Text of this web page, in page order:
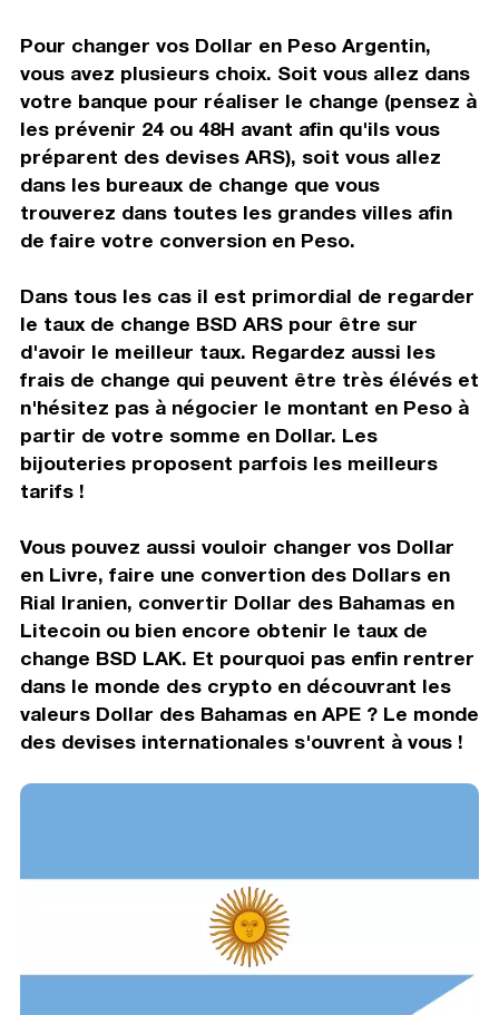
Pour changer vos Dollar en Peso Argentin,
vous avez plusieurs choix. Soit vous allez dans
votre banque pour réaliser le change (pensez à
les prévenir 24 ou 48H avant afin qu'ils vous
préparent des devises ARS), soit vous allez
dans les bureaux de change que vous
trouverez dans toutes les grandes villes afin
de faire votre conversion en Peso.
Dans tous les cas il est primordial de regarder
le taux de change BSD ARS pour être sur
d'avoir le meilleur taux. Regardez aussi les
frais de change qui peuvent être très élévés et
n'hésitez pas à négocier le montant en Peso à
partir de votre somme en Dollar. Les
bijouteries proposent parfois les meilleurs
tarifs !
Vous pouvez aussi vouloir changer vos Dollar
en Livre, faire une convertion des Dollars en
Rial Iranien, convertir Dollar des Bahamas en
Litecoin ou bien encore obtenir le taux de
change BSD LAK. Et pourquoi pas enfin rentrer
dans le monde des crypto en découvrant les
valeurs Dollar des Bahamas en APE ? Le monde
des devises internationales s'ouvrent à vous !